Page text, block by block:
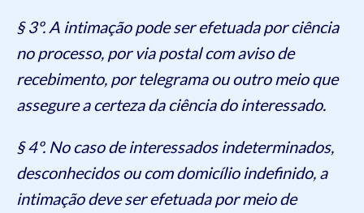
§ 3º. A intimação pode ser efetuada por ciência
no processo, por via postal com aviso de
recebimento, por telegrama ou outro meio que
assegure a certeza da ciência do interessado.
§ 4º. No caso de interessados indeterminados,
desconhecidos ou com domicílio indefinido, a
intimação deve ser efetuada por meio de